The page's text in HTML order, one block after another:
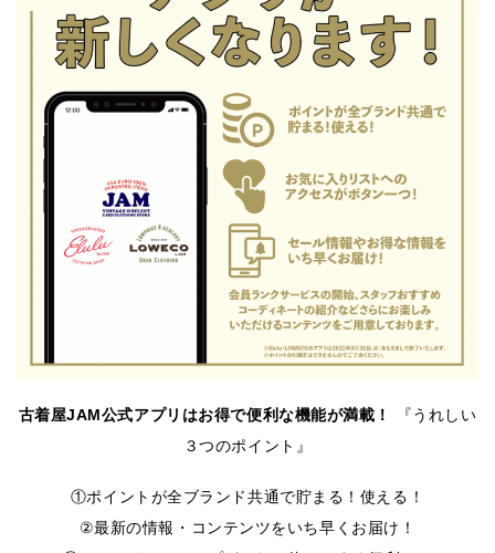
古着屋JAM公式アプリはお得で便利な機能が満載！
『うれしい
３つのポイント』
①ポイントが全ブランド共通で貯まる！使える！
②最新の情報・コンテンツをいち早くお届け！